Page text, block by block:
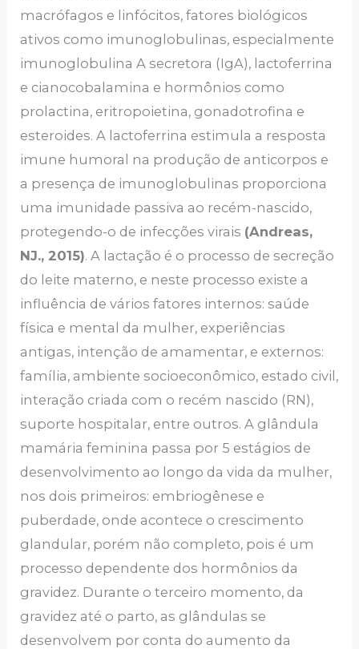
macrófagos e linfócitos, fatores biológicos
ativos como imunoglobulinas, especialmente
imunoglobulina A secretora (IgA), lactoferrina
e cianocobalamina e hormônios como
prolactina, eritropoietina, gonadotrofina e
esteroides. A lactoferrina estimula a resposta
imune humoral na produção de anticorpos e
a presença de imunoglobulinas proporciona
uma imunidade passiva ao recém-nascido,
protegendo-o de infecções virais (Andreas,
NJ., 2015). A lactação é o processo de secreção
do leite materno, e neste processo existe a
influência de vários fatores internos: saúde
física e mental da mulher, experiências
antigas, intenção de amamentar, e externos:
família, ambiente socioeconômico, estado civil,
interação criada com o recém nascido (RN),
suporte hospitalar, entre outros. A glândula
mamária feminina passa por 5 estágios de
desenvolvimento ao longo da vida da mulher,
nos dois primeiros: embriogênese e
puberdade, onde acontece o crescimento
glandular, porém não completo, pois é um
processo dependente dos hormônios da
gravidez. Durante o terceiro momento, da
gravidez até o parto, as glândulas se
desenvolvem por conta do aumento da